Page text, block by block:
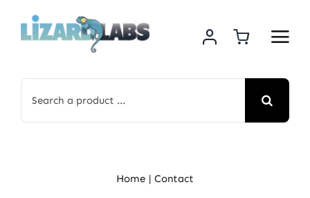
for:
Home Contact